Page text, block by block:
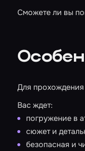
Сможете ли вы
Для прохождения
Вас ждет:
погружение в
сюжет и
безопасная и